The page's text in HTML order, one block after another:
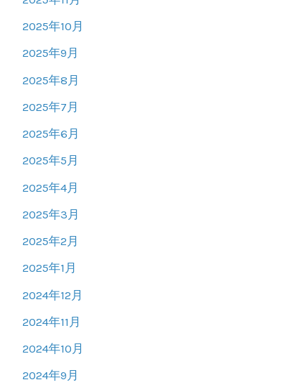
2025年10月
2025年9月
2025年8月
2025年7月
2025年6月
2025年5月
2025年4月
2025年3月
2025年2月
2025年1月
2024年12月
2024年11月
2024年10月
2024年9月